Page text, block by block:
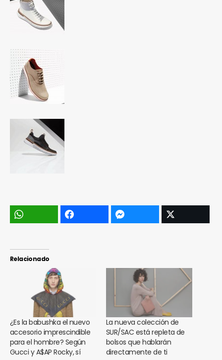
Relacionado
¿Es la babushka el nuevo
accesorio imprescindible
para el hombre? Según
Gucci y A$AP Rocky, sí
La nueva colección de
SUR/SAC está repleta de
bolsos que hablarán
directamente de ti